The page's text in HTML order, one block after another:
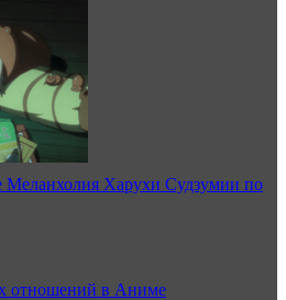
Харухи Судзумии по
отношений в Аниме